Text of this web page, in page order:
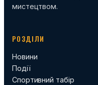
мистецтвом.
РОЗДІЛИ
Новини
Події
Спортивний табір